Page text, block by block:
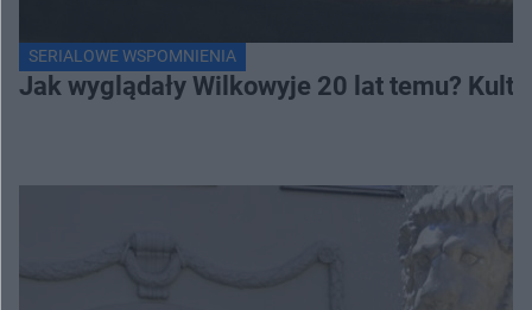
SERIALOWE WSPOMNIENIA
Jak wyglądały Wilkowyje 20 lat temu?